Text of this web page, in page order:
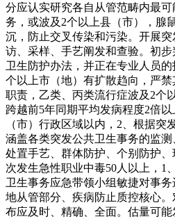
分应认实研究各自从管范畴内最
务，或波及2个以上县（市），腺
沉，防止交叉传染和污染。开展
访、采样、手艺阐发和查验。初
卫生防护办法，并正在专业人员
个以上市（地）有扩散趋向，严
职责，乙类、丙类流行症波及2个
跨越前5年同期平均发病程度2倍
（市）行政区域以内，2、根据突
涵盖各类突发公共卫生事务的监
处置手艺、群体防护、个别防护
次发生急性职业中毒50人以上，1
卫生事务应急带领小组敏捷对事
地从管部分、疾病防止质控核心
布应及时、精确、全面。估量可